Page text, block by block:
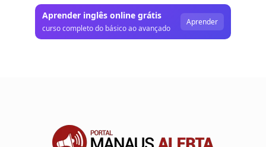
Aprender inglês online grátis
curso completo do básico ao avançado
Aprender